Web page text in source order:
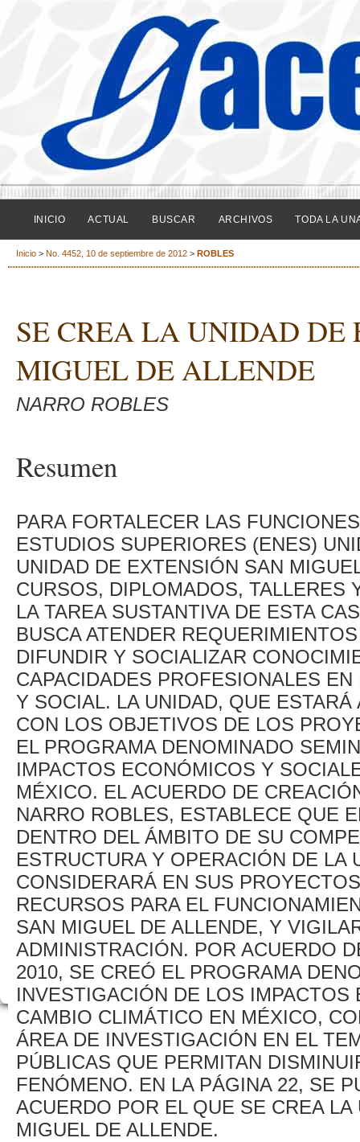
INICIO ACTUAL BUSCAR ARCHIVOS TODA LA
Inicio > No. 4452, 10 de septiembre de 2012 > ROBLES
SE CREA LA UNIDAD DE
MIGUEL DE ALLENDE
NARRO ROBLES
Resumen
PARA FORTALECER LAS
ESTUDIOS SUPERIORES (ENES)
UNIDAD DE EXTENSIÓN SAN
CURSOS, DIPLOMADOS, TALLERES
LA TAREA SUSTANTIVA DE ESTA
BUSCA ATENDER
DIFUNDIR Y SOCIALIZAR
CAPACIDADES PROFESIONALES
Y SOCIAL. LA UNIDAD, QUE
CON LOS OBJETIVOS DE LOS
EL PROGRAMA DENOMINADO
IMPACTOS ECONÓMICOS Y
MÉXICO. EL ACUERDO DE
NARRO ROBLES, ESTABLECE QUE
DENTRO DEL ÁMBITO DE SU
ESTRUCTURA Y OPERACIÓN DE LA
CONSIDERARÁ EN SUS
RECURSOS PARA EL
SAN MIGUEL DE ALLENDE, Y
ADMINISTRACIÓN. POR ACUERDO
2010, SE CREÓ EL PROGRAMA
INVESTIGACIÓN DE LOS
CAMBIO CLIMÁTICO EN MÉXICO,
ÁREA DE INVESTIGACIÓN EN EL
PÚBLICAS QUE PERMITAN
FENÓMENO. EN LA PÁGINA 22, SE
ACUERDO POR EL QUE SE CREA
MIGUEL DE ALLENDE.